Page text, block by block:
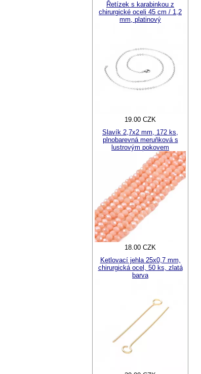
Řetízek s karabinkou z
chirurgické oceli 45 cm / 1,2
mm, platinový
19.00 CZK
Slavík 2,7x2 mm, 172 ks,
plnobarevná meruňková s
lustrovým pokovem
18.00 CZK
Ketlovací jehla 25x0,7 mm,
chirurgická ocel, 50 ks, zlatá
barva